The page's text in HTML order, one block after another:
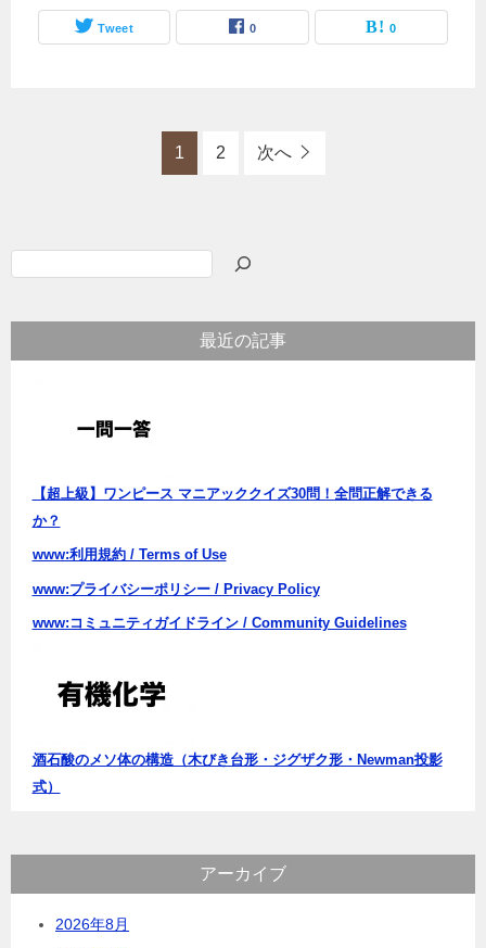
Tweet 0 0
1 2 次へ
最近の記事
【超上級】ワンピース マニアッククイズ30問！全問正解できる
か？
www:利用規約 / Terms of Use
www:プライバシーポリシー / Privacy Policy
www:コミュニティガイドライン / Community Guidelines
酒石酸のメソ体の構造（木びき台形・ジグザク形・Newman投影
式）
アーカイブ
2026年8月